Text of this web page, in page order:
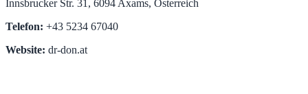
Innsbrucker Str. 31, 6094 Axams, Österreich
Telefon: +43 5234 67040
Website: dr-don.at